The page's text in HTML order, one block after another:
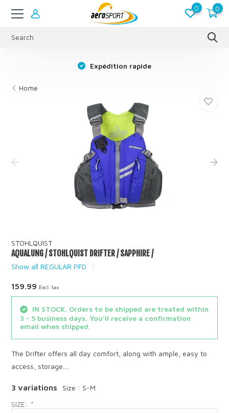
0 0
Expédition rapide
Home
STOHLQUIST
AQUALUNG / STOHLQUIST DRIFTER / SAPPHIRE /
Show all REGULAR PFD
159.99 Excl. tax
IN STOCK. Orders to be shipped are treated within
3 - 5 business days. You'll receive a confirmation
email when shipped.
The Drifter offers all day comfort, along with ample, easy to
access, storage....
3 variations
Size : S-M
SIZE: *